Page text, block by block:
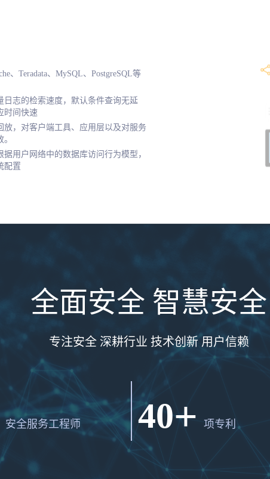
、Teradata、MySQL、PostgreSQL等
志的检索速度，默认条件查询无延
时间快速
，对客户端工具、应用层以及对服务
用户网络中的数据库访问行为模型，
配置
全面安全 智慧安全
专注安全 深耕行业 技术创新 用户信赖
安全服务工程师 40+ 项专利